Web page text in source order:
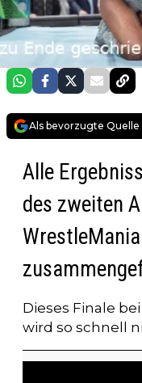
Als bevorzugte
Alle
des zweiten
Dieses Finale bei
wird so schnell